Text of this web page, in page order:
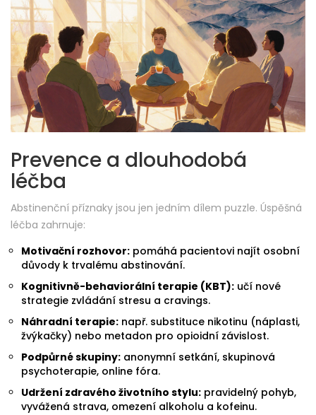
Prevence a dlouhodobá
léčba
Abstinenční příznaky jsou jen jedním dílem puzzle. Úspěšná
léčba zahrnuje:
Motivační rozhovor: pomáhá pacientovi najít osobní
důvody k trvalému abstinování.
Kognitivně-behaviorální terapie (KBT): učí nové
strategie zvládání stresu a cravings.
Náhradní terapie: např. substituce nikotinu (náplasti,
žvýkačky) nebo metadon pro opioidní závislost.
Podpůrné skupiny: anonymní setkání, skupinová
psychoterapie, online fóra.
Udržení zdravého životního stylu: pravidelný pohyb,
vyvážená strava, omezení alkoholu a kofeinu.